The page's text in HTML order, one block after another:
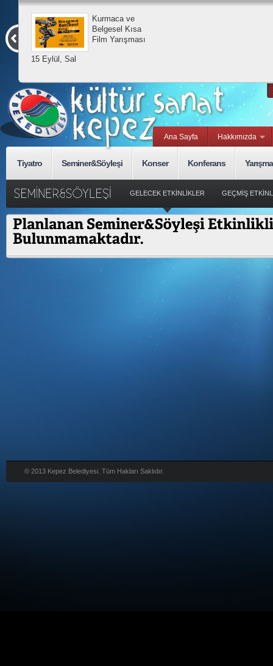
15 Eylül, Sal
Kurmaca ve
Belgesel Kısa
Film Yarışması
Ana Sayfa Hakkımızda
Tiyatro Seminer&Söyleşi Konser Konferans Yarışma
GELECEK ETKİNLİKLER GEÇMİŞ
© 2013 Kepez Belediyesi. Tüm Hakları Saklıdır.